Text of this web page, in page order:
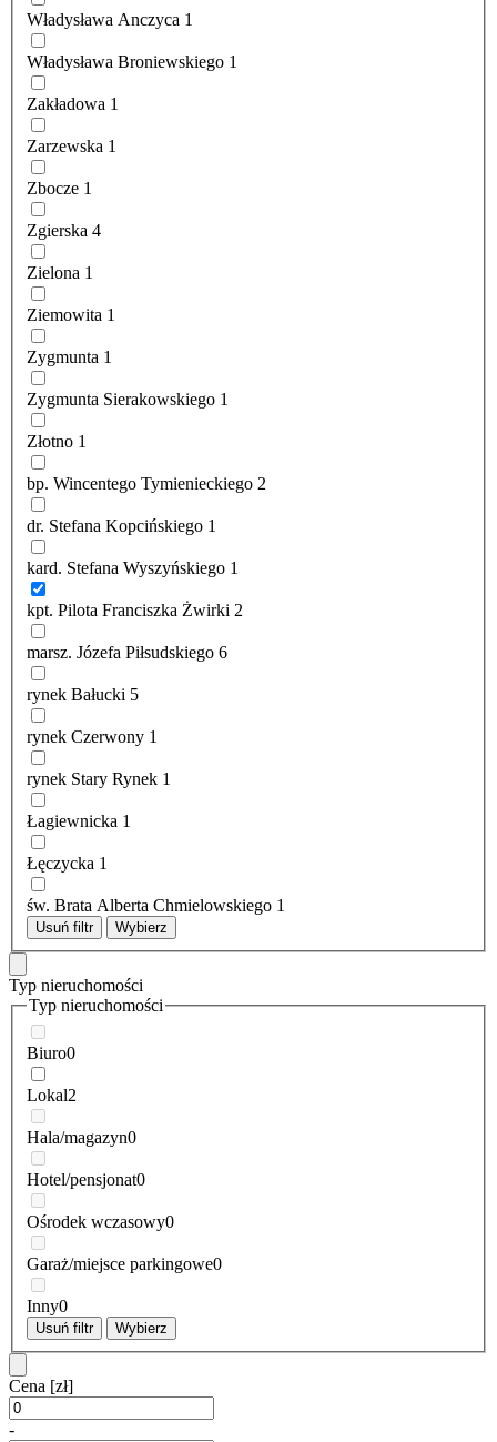
Władysława Anczyca 1
Władysława Broniewskiego 1
Zakładowa 1
Zarzewska 1
Zbocze 1
Zgierska 4
Zielona 1
Ziemowita 1
Zygmunta 1
Zygmunta Sierakowskiego 1
Złotno 1
bp. Wincentego Tymienieckiego 2
dr. Stefana Kopcińskiego 1
kard. Stefana Wyszyńskiego 1
kpt. Pilota Franciszka Żwirki 2
marsz. Józefa Piłsudskiego 6
rynek Bałucki 5
rynek Czerwony 1
rynek Stary Rynek 1
Łagiewnicka 1
Łęczycka 1
św. Brata Alberta Chmielowskiego 1
Usuń filtr Wybierz
Typ nieruchomości
Typ nieruchomości
Biuro0
Lokal2
Hala/magazyn0
Hotel/pensjonat0
Ośrodek wczasowy0
Garaż/miejsce parkingowe0
Inny0
Usuń filtr Wybierz
Cena [zł]
-